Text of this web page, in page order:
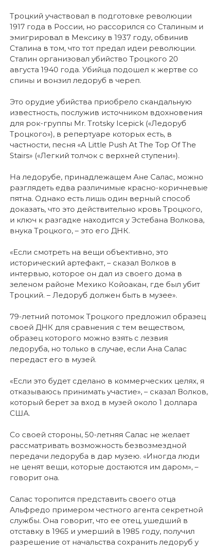
Троцкий участвовал в подготовке революции
1917 года в России, но рассорился со Сталиным и
эмигрировал в Мексику в 1937 году, обвинив
Сталина в том, что тот предал идеи революции.
Сталин организовал убийство Троцкого 20
августа 1940 года. Убийца подошел к жертве со
спины и вонзил ледоруб в череп.
Это орудие убийства приобрело скандальную
известность, послужив источником вдохновения
для рок-группы Mr. Trotsky Icepick («Ледоруб
Троцкого»), в репертуаре которых есть, в
частности, песня «A Little Push At The Top Of The
Stairs» («Легкий толчок с верхней ступени»).
На ледорубе, принадлежащем Ане Салас, можно
разглядеть едва различимые красно-коричневые
пятна. Однако есть лишь один верный способ
доказать, что это действительно кровь Троцкого,
и ключ к разгадке находится у Эстебана Волкова,
внука Троцкого, – это его ДНК.
«Если смотреть на вещи объективно, это
исторический артефакт, – сказал Волков в
интервью, которое он дал из своего дома в
зеленом районе Мехико Койоакан, где был убит
Троцкий. – Ледоруб должен быть в музее».
79-летний потомок Троцкого предложил образец
своей ДНК для сравнения с тем веществом,
образец которого можно взять с лезвия
ледоруба, но только в случае, если Ана Салас
передаст его в музей.
«Если это будет сделано в коммерческих целях, я
отказываюсь принимать участие», – сказал Волков,
который берет за вход в музей около 1 доллара
США.
Со своей стороны, 50-летняя Салас не желает
рассматривать возможность безвозмездной
передачи ледоруба в дар музею. «Иногда люди
не ценят вещи, которые достаются им даром», –
говорит она.
Салас торопится представить своего отца
Альфредо примером честного агента секретной
службы. Она говорит, что ее отец, ушедший в
отставку в 1965 и умерший в 1985 году, получил
разрешение от начальства сохранить ледоруб у